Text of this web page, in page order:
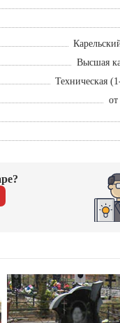
Высшая
Техническая